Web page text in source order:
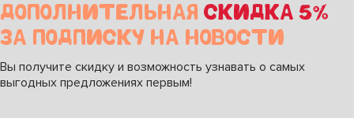
ДОПОЛНИТЕЛЬНАЯ СКИДКА 5%
ЗА ПОДПИСКУ НА НОВОСТИ
Вы получите скидку и возможность узнавать о самых
выгодных предложениях первым!